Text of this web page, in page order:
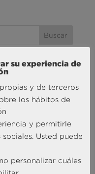
su experiencia de
y de terceros
los hábitos de
y permitirle
Usted puede
personalizar cuáles